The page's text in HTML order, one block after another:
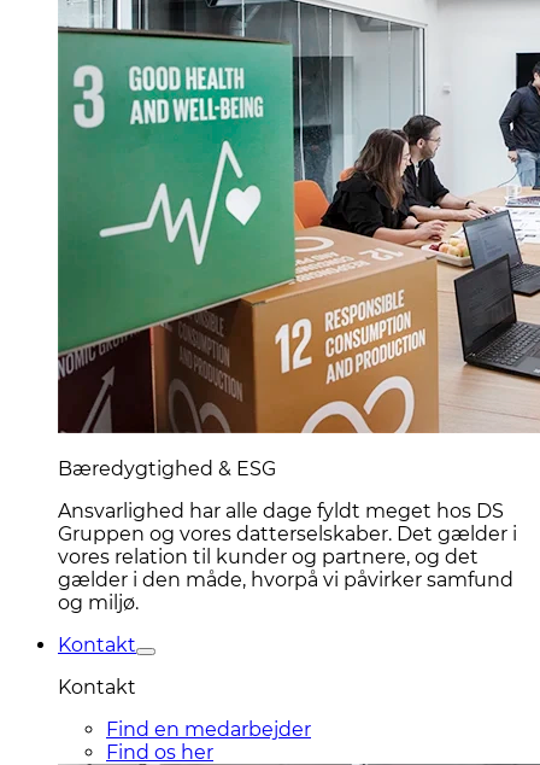
Bæredygtighed & ESG
Ansvarlighed har alle dage fyldt meget hos DS
Gruppen og vores datterselskaber. Det gælder i
vores relation til kunder og partnere, og det
gælder i den måde, hvorpå vi påvirker samfund
og miljø.
Kontakt
Kontakt
Find en medarbejder
Find os her